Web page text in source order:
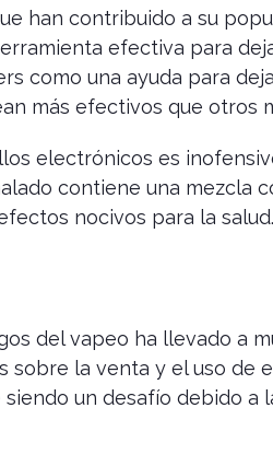
han contribuido a su
efectiva para
como una ayuda para
más efectivos que otros
electrónicos es
contiene una mezcla
nocivos para la salud.
del vapeo ha llevado a
la venta y el uso de
un desafío debido a